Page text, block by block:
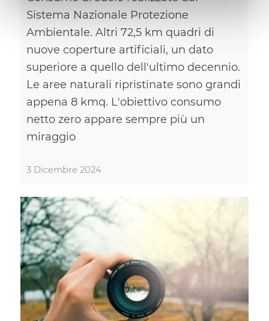
Sistema Nazionale Protezione
Ambientale. Altri 72,5 km quadri di
nuove coperture artificiali, un dato
superiore a quello dell'ultimo decennio.
Le aree naturali ripristinate sono grandi
appena 8 kmq. L'obiettivo consumo
netto zero appare sempre più un
miraggio
3 Dicembre 2024